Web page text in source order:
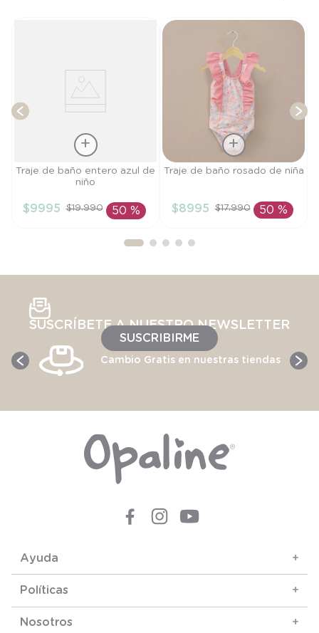
Talla
AÑADIR AL
Traje de baño entero azul de
niño
$9995 $19.990 50 %
Talla
AÑADIR AL
Traje de baño rosado de niña
$8995 $17.990 50 %
SUSCRÍBETE A NUESTRO NEWSLETTER
SUSCRIBIRME
Cambio Gratis en nuestras tiendas
Ayuda +
Políticas +
Nosotros +